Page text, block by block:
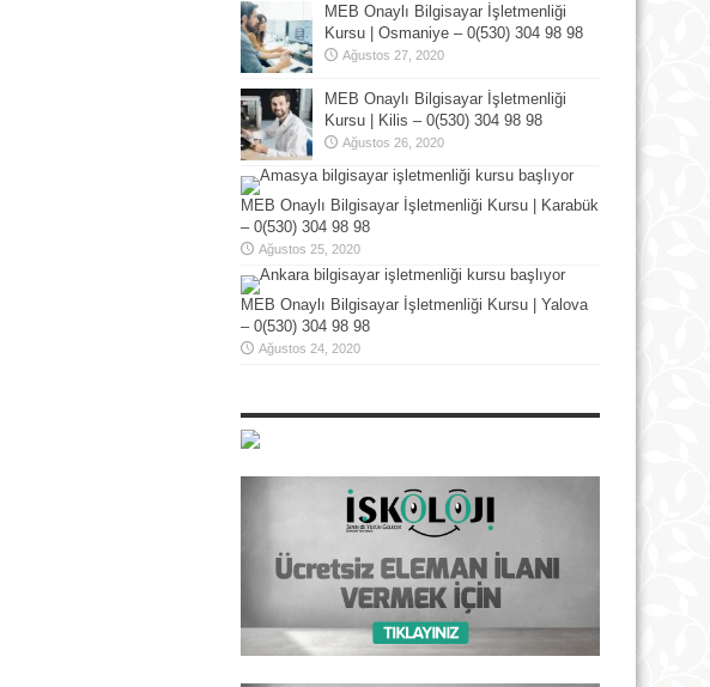
MEB Onaylı Bilgisayar İşletmenliği
Kursu | Osmaniye – 0(530) 304 98 98
Ağustos 27, 2020
MEB Onaylı Bilgisayar İşletmenliği
Kursu | Kilis – 0(530) 304 98 98
Ağustos 26, 2020
MEB Onaylı Bilgisayar İşletmenliği Kursu | Karabük
– 0(530) 304 98 98
Ağustos 25, 2020
MEB Onaylı Bilgisayar İşletmenliği Kursu | Yalova
– 0(530) 304 98 98
Ağustos 24, 2020